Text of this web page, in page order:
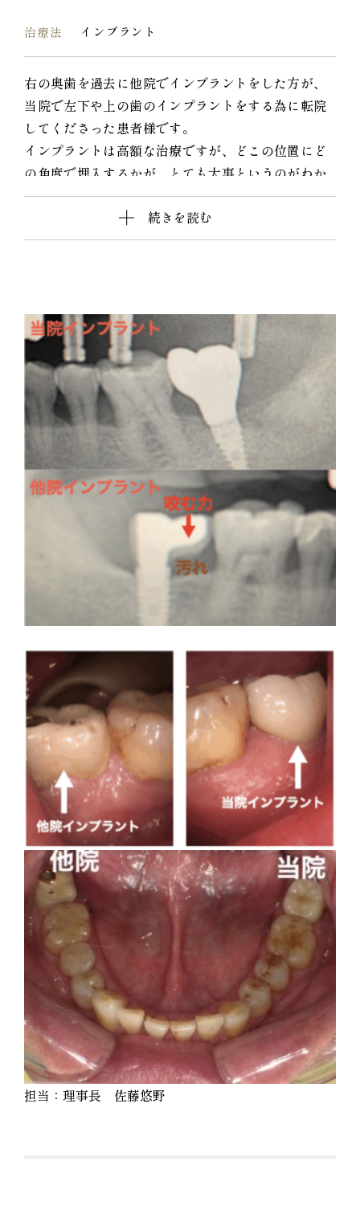
治療法 インプラント
右の奥歯を過去に他院でインプラントをした方が、
当院で左下や上の歯のインプラントをする為に転院
してくださった患者様です。
インプラントは高額な治療ですが、どこの位置にど
の角度で埋入するかが、とても大事というのがわか
りやすかったので、患者様に投稿することをお願い
して挙げさせていただきました。
インプラントを快適に長く使って頂くには、菌と力
被せ物のクオリティーもその歯科医院がどこの技工
所にどのブランドで頼むかで全く変わってきます。
インプラントをご検討の方、すでに行った方は参考
にしてください。
続きを読む
担当：理事長 佐藤悠野